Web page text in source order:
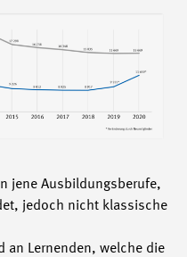
jene Ausbildungsberufe,
jedoch nicht klassische
an Lernenden, welche die